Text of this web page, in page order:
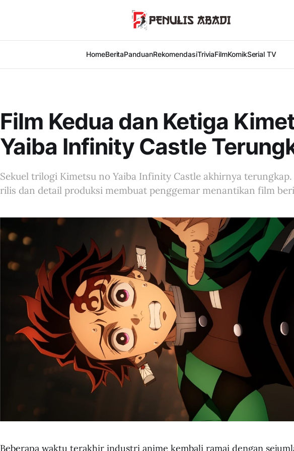
HomeBeritaPanduanRekomendasiTriviaFilmKomikSerial TV
Film Kedua dan Ketiga
Yaiba Infinity Castle
Sekuel trilogi Kimetsu no Yaiba Infinity Castle akhirnya
rilis dan detail produksi membuat penggemar menantikan film
Beberapa waktu terakhir industri anime kembali ramai dengan